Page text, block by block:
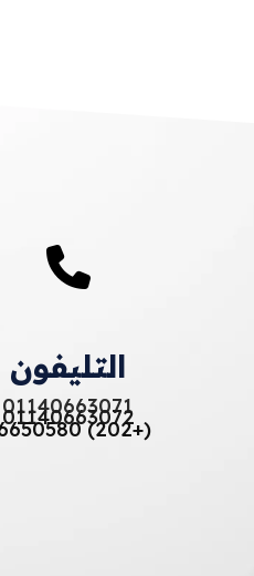
التليفون
01140663071
01140663072(+202) 46650580